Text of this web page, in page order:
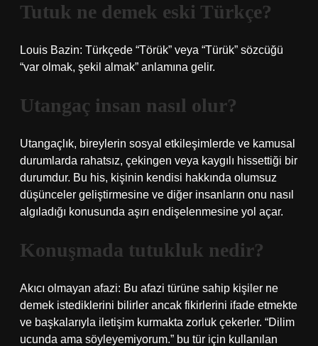
Tutuk ne demek eski Türkçe?
Louis Bazin: Türkçede “Törük” veya “Türük” sözcüğü
“var olmak, şekil almak” anlamına gelir.
Utangaç insan nasıl olur?
Utangaçlık, bireylerin sosyal etkileşimlerde ve kamusal
durumlarda rahatsız, çekingen veya kaygılı hissettiği bir
durumdur. Bu his, kişinin kendisi hakkında olumsuz
düşünceler geliştirmesine ve diğer insanların onu nasıl
algıladığı konusunda aşırı endişelenmesine yol açar.
Konuşmada tutukluk nedir?
Akıcı olmayan afazi: Bu afazi türüne sahip kişiler ne
demek istediklerini bilirler ancak fikirlerini ifade etmekte
ve başkalarıyla iletişim kurmakta zorluk çekerler. “Dilim
ucunda ama söyleyemiyorum.” bu tür için kullanılan